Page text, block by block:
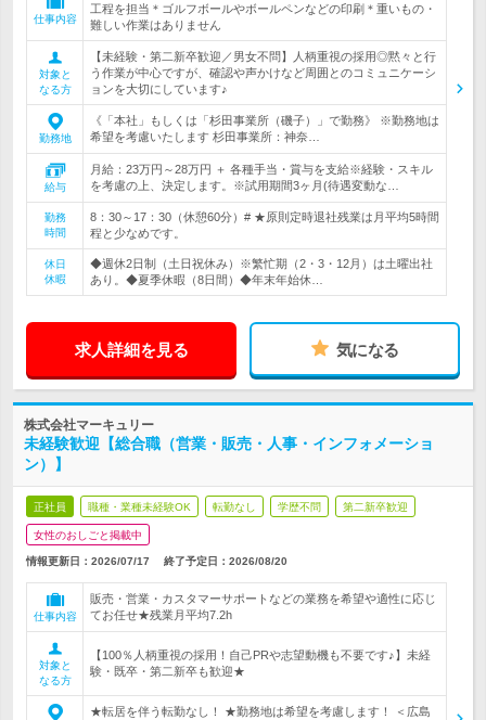
仕事内容
工程を担当＊ゴルフボールやボールペンなどの印刷＊重いもの・
難しい作業はありません
対象と
なる方
【未経験・第二新卒歓迎／男女不問】人柄重視の採用◎黙々と行
う作業が中心ですが、確認や声かけなど周囲とのコミュニケーシ
ョンを大切にしています♪
勤務地
《「本社」もしくは「杉田事業所（磯子）」で勤務》 ※勤務地は
希望を考慮いたします 杉田事業所：神奈…
給与
月給：23万円～28万円 ＋ 各種手当・賞与を支給※経験・スキル
を考慮の上、決定します。※試用期間3ヶ月(待遇変動な…
勤務
時間
8：30～17：30（休憩60分）# ★原則定時退社残業は月平均5時間
程と少なめです。
休日
休暇
◆週休2日制（土日祝休み）※繁忙期（2・3・12月）は土曜出社
あり。◆夏季休暇（8日間）◆年末年始休…
求人詳細を見る 気になる
株式会社マーキュリー
未経験歓迎【総合職（営業・販売・人事・インフォメーショ
ン）】
正社員 職種・業種未経験OK 転勤なし 学歴不問 第二新卒歓迎
女性のおしごと掲載中
情報更新日：2026/07/17 終了予定日： 2026/08/20
仕事内容
販売・営業・カスタマーサポートなどの業務を希望や適性に応じ
てお任せ★残業月平均7.2h
対象と
なる方
【100％人柄重視の採用！自己PRや志望動機も不要です♪】未経
験・既卒・第二新卒も歓迎★
★転居を伴う転勤なし！ ★勤務地は希望を考慮します！ ＜広島